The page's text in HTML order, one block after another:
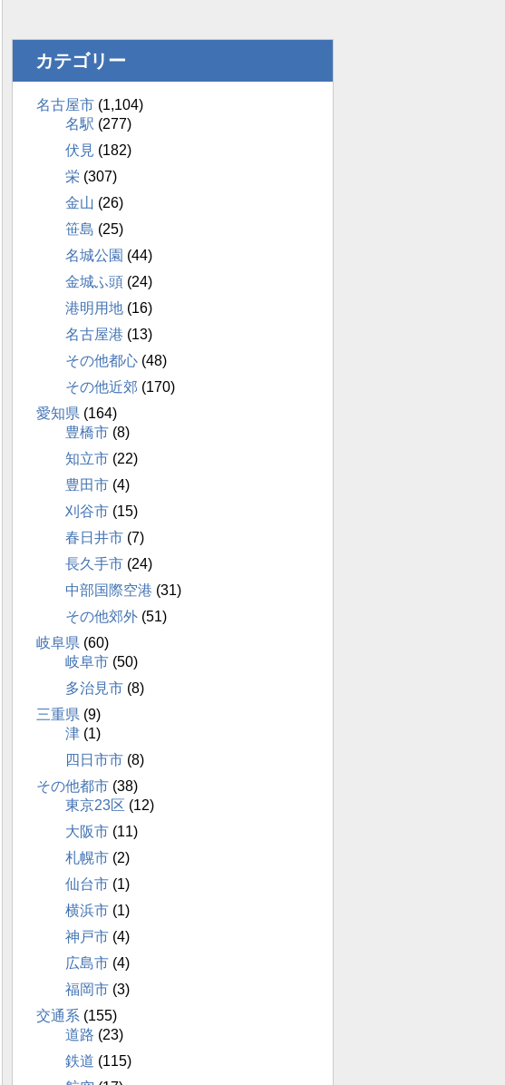
カテゴリー
名古屋市(1,104)
名駅 (277)
伏見 (182)
栄 (307)
金山 (26)
笹島 (25)
名城公園 (44)
金城ふ頭(24)
港明用地(16)
名古屋港 (13)
その他都心(48)
その他近郊 (170)
愛知県 (164)
豊橋市(8)
知立市(22)
豊田市(4)
刈谷市(15)
春日井市(7)
長久手市(24)
中部国際空港 (31)
その他郊外(51)
岐阜県 (60)
岐阜市(50)
多治見市(8)
三重県 (9)
津(1)
四日市市(8)
その他都市(38)
東京23区 (12)
大阪市(11)
札幌市(2)
仙台市(1)
横浜市(1)
神戸市(4)
広島市(4)
福岡市(3)
交通系 (155)
道路 (23)
鉄道 (115)